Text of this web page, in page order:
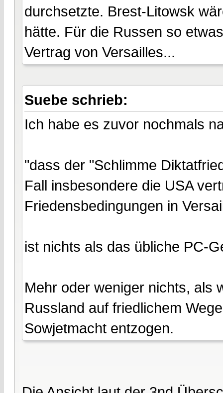
durchsetzte. Brest-Litowsk
hätte. Für die Russen so
Vertrag von Versailles...
Suebe schrieb:
Ich habe es zuvor nochmals
"dass der "Schlimme
Fall insbesondere die USA
Friedensbedingungen in
ist nichts als das übliche PC-
Mehr oder weniger nichts, als
Russland auf friedlichem
Sowjetmacht entzogen.